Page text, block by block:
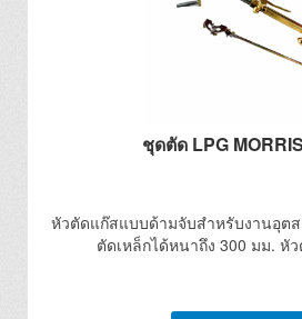
ชุดตัด LPG
หัวตัดแก๊สแบบด้ามจับสำหรับงานอุต
ตัดเหล็กได้หนาถึง 300 มม. หั